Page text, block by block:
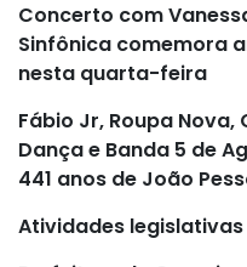
Concerto com
Sinfônica comemora
nesta quarta-feira
Fábio Jr, Roupa
Dança e Banda 5 de
441 anos de João
Atividades